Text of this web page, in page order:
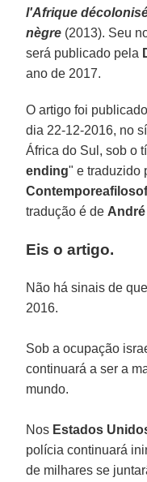
l'Afrique
nègre (2013). Seu
será publicado pela
ano de 2017.
O artigo foi
dia 22-12-2016, no
África do Sul, sob o
ending" e traduzido
tradução é de
Eis o artigo.
Não há sinais de
2016.
Sob a ocupação
continuará a ser a
mundo.
Nos Estados
polícia continuará
de milhares se